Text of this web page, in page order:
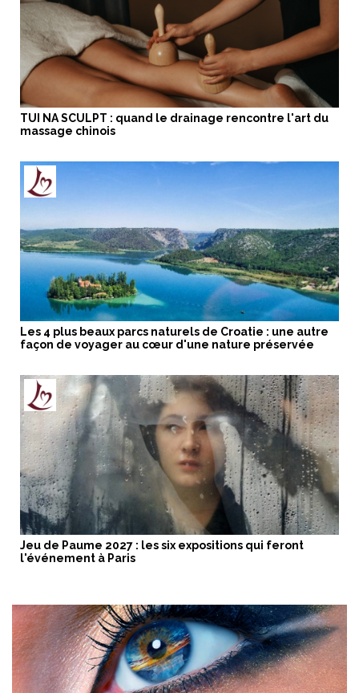
TUI NA SCULPT : quand le drainage rencontre l'art du
massage chinois
Les 4 plus beaux parcs naturels de Croatie : une autre
façon de voyager au cœur d'une nature préservée
Jeu de Paume 2027 : les six expositions qui feront
l'événement à Paris